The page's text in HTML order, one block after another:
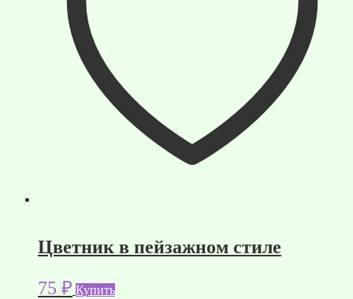
Цветник в пейзажном стиле
75 ₽ Купить